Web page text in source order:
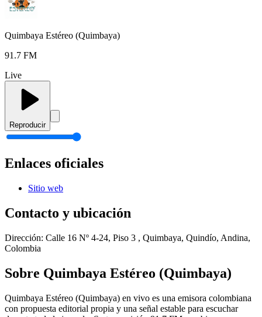
Quimbaya Estéreo (Quimbaya)
91.7 FM
Live
Reproducir
Enlaces oficiales
Sitio web
Contacto y ubicación
Dirección: Calle 16 Nº 4-24, Piso 3 , Quimbaya, Quindío, Andina,
Colombia
Sobre Quimbaya Estéreo (Quimbaya)
Quimbaya Estéreo (Quimbaya) en vivo es una emisora colombiana
con propuesta editorial propia y una señal estable para escuchar